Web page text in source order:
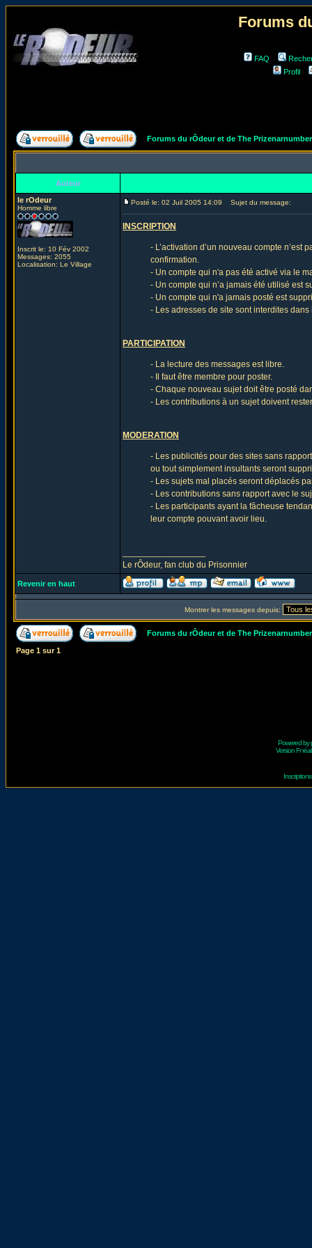
Forums
FAQ
Profil
Forums du rÔdeur et de The
Auteur
le rOdeur
Homme libre
Inscrit le: 10 Fév 2002
Messages: 2055
Localisation: Le Village
Posté le: 02 Juil 2005 14:09 Sujet du message:
INSCRIPTION
- L’activation d’un nouveau compte
confirmation.
- Un compte qui n'a pas été activé via le
- Un compte qui n’a jamais été utilisé est
- Un compte qui n'a jamais posté est
- Les adresses de site sont interdites dans
PARTICIPATION
- La lecture des messages est libre.
- Il faut être membre pour poster.
- Chaque nouveau sujet doit être posté
- Les contributions à un sujet doivent
MODERATION
- Les publicités pour des sites sans
ou tout simplement insultants seront
- Les sujets mal placés seront déplacés
- Les contributions sans rapport avec le
- Les participants ayant la fâcheuse
leur compte pouvant avoir lieu.
Le rÔdeur, fan club du Prisonnier
Revenir en haut
Montrer les messages depuis:
Forums du rÔdeur et de The
Page 1 sur1
Powered by
Version Fr